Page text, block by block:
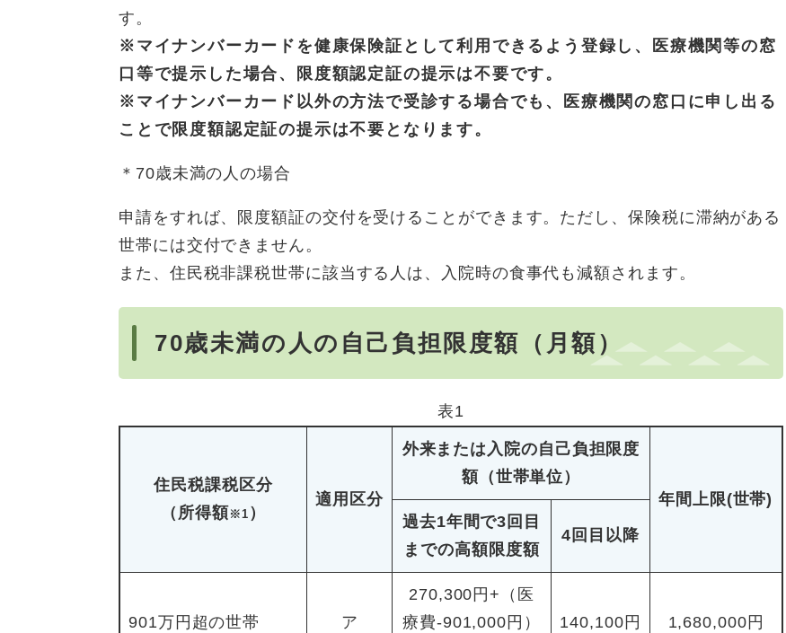
す。
※マイナンバーカードを健康保険証として利用できるよう登録し、医療機関等の窓
口等で提示した場合、限度額認定証の提示は不要です。
※マイナンバーカード以外の方法で受診する場合でも、医療機関の窓口に申し出る
ことで限度額認定証の提示は不要となります。
＊70歳未満の人の場合
申請をすれば、限度額証の交付を受けることができます。ただし、保険税に滞納がある
世帯には交付できません。
また、住民税非課税世帯に該当する人は、入院時の食事代も減額されます。
70歳未満の人の自己負担限度額（月額）
表1
住民税課税区分
（所得額 ※1 ）
適用区分
外来または入院の自己負担限度
額（世帯単位）
年間上限(世帯)
過去1年間で3回目
までの高額限度額
4回目以降
901万円超の世帯 ア
270,300円+（医
療費-901,000円）
140,100円 1,680,000円